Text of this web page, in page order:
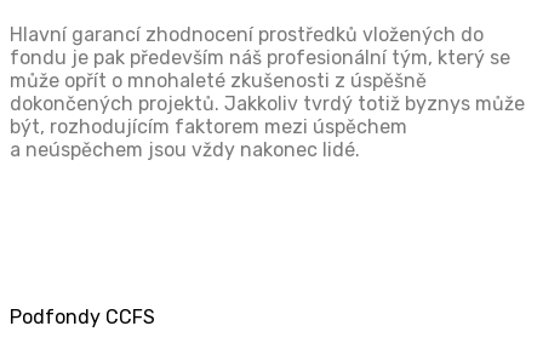
Hlavní garancí zhodnocení prostředků vložených do
fondu je pak především náš profesionální tým, který se
může opřít o mnohaleté zkušenosti z úspěšně
dokončených projektů. Jakkoliv tvrdý totiž byznys může
být, rozhodujícím faktorem mezi úspěchem
a neúspěchem jsou vždy nakonec lidé.
Podfondy CCFS